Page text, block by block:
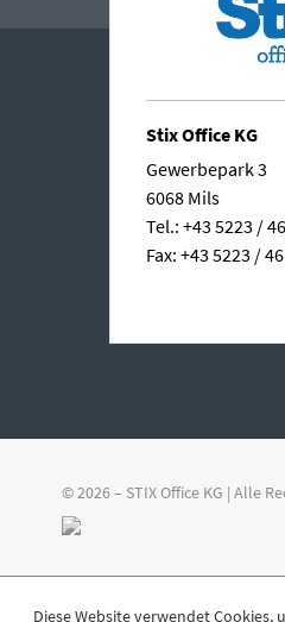
Stix Office KG
Gewerbepark 3
6068 Mils
Tel.: +43 5223 /
Fax: +43 5223 /
© 2026 – STIX Office KG | Alle
Diese Website verwendet